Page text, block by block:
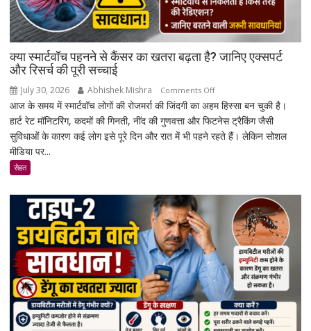
क्या स्मार्टवॉच पहनने से कैंसर का खतरा बढ़ता है? जानिए एक्सपर्ट
और रिसर्च की पूरी सच्चाई
July 30, 2026 Abhishek Mishra Comments Offon
क्या
स्मार्टवॉच
पहनने
खतरा
जानिए
एक्सपर्ट
और
रिसर्च
की
पूरी
आज के समय में स्मार्टवॉच लोगों की रोजमर्रा की जिंदगी का अहम हिस्सा बन चुकी है।
हार्ट रेट मॉनिटरिंग, कदमों की गिनती, नींद की गुणवत्ता और फिटनेस ट्रैकिंग जैसी
सुविधाओं के कारण कई लोग इसे पूरे दिन और रात में भी पहने रहते हैं। लेकिन सोशल
मीडिया पर...
सेहत